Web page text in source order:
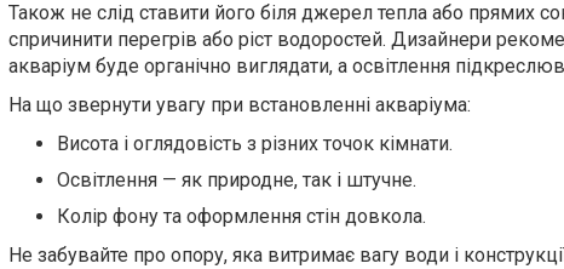
Також не слід ставити його біля джерел тепла або прямих
спричинити перегрів або ріст водоростей. Дизайнери
акваріум буде органічно виглядати, а освітлення
На що звернути увагу при встановленні акваріума:
Висота і оглядовість з різних точок кімнати.
Освітлення — як природне, так і штучне.
Колір фону та оформлення стін довкола.
Не забувайте про опору, яка витримає вагу води і